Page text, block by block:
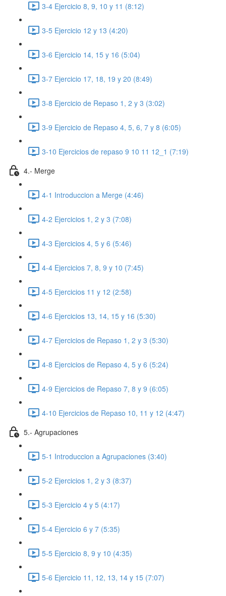
3-4 Ejercicio 8, 9, 10 y 11 (8:12)
3-5 Ejercicio 12 y 13 (4:20)
3-6 Ejercicio 14, 15 y 16 (5:04)
3-7 Ejercicio 17, 18, 19 y 20 (8:49)
3-8 Ejercicio de Repaso 1, 2 y 3 (3:02)
3-9 Ejercicio de Repaso 4, 5, 6, 7 y 8 (6:05)
3-10 Ejercicios de repaso 9 10 11 12_1 (7:19)
4.- Merge
4-1 Introduccion a Merge (4:46)
4-2 Ejercicios 1, 2 y 3 (7:08)
4-3 Ejercicios 4, 5 y 6 (5:46)
4-4 Ejercicios 7, 8, 9 y 10 (7:45)
4-5 Ejercicios 11 y 12 (2:58)
4-6 Ejercicios 13, 14, 15 y 16 (5:30)
4-7 Ejercicios de Repaso 1, 2 y 3 (5:30)
4-8 Ejercicios de Repaso 4, 5 y 6 (5:24)
4-9 Ejercicios de Repaso 7, 8 y 9 (6:05)
4-10 Ejercicios de Repaso 10, 11 y 12 (4:47)
5.- Agrupaciones
5-1 Introduccion a Agrupaciones (3:40)
5-2 Ejercicios 1, 2 y 3 (8:37)
5-3 Ejercicio 4 y 5 (4:17)
5-4 Ejercicio 6 y 7 (5:35)
5-5 Ejercicio 8, 9 y 10 (4:35)
5-6 Ejercicio 11, 12, 13, 14 y 15 (7:07)